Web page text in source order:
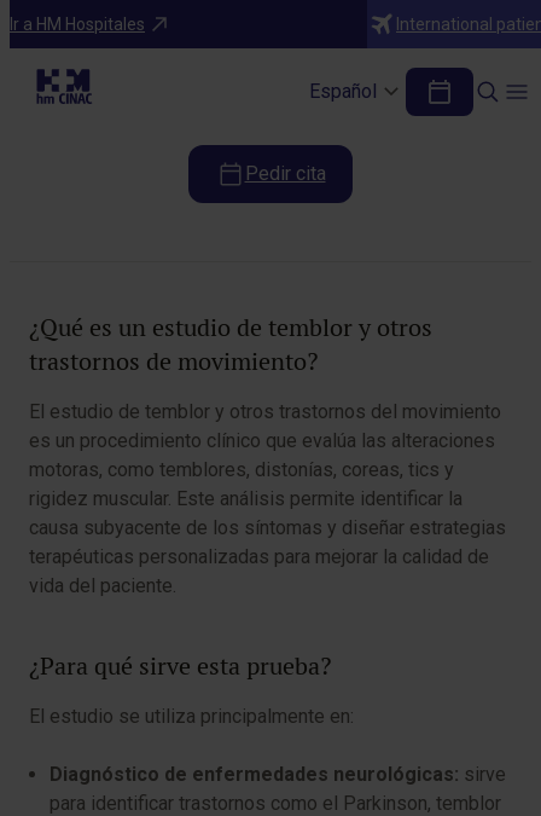
Ir a HM Hospitales International
Español
Pruebas diagnósticas
Estudio de temblor y otros trastornos de
movimiento
Pedir cita
¿Qué es un estudio de temblor y otros
trastornos de movimiento?
El estudio de temblor y otros trastornos del movimiento
es un procedimiento clínico que evalúa las alteraciones
motoras, como temblores, distonías, coreas, tics y
rigidez muscular. Este análisis permite identificar la
causa subyacente de los síntomas y diseñar estrategias
terapéuticas personalizadas para mejorar la calidad de
vida del paciente.
¿Para qué sirve esta prueba?
El estudio se utiliza principalmente en:
Diagnóstico de enfermedades neurológicas: sirve
para identificar trastornos como el Parkinson, temblor